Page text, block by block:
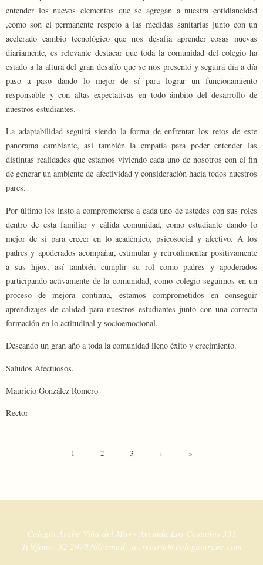
entender los nuevos elementos que se agregan a nuestra cotidianeidad
,como son el permanente respeto a las medidas sanitarias junto con un
acelerado cambio tecnológico que nos desafía aprender cosas nuevas
diariamente, es relevante destacar que toda la comunidad del colegio ha
estado a la altura del gran desafío que se nos presentó y seguirá día a día
paso a paso dando lo mejor de sí para lograr un funcionamiento
responsable y con altas expectativas en todo ámbito del desarrollo de
nuestros estudiantes.
La adaptabilidad seguirá siendo la forma de enfrentar los retos de este
panorama cambiante, así también la empatía para poder entender las
distintas realidades que estamos viviendo cada uno de nosotros con el fin
de generar un ambiente de afectividad y consideración hacia todos nuestros
pares.
Por último los insto a comprometerse a cada uno de ustedes con sus roles
dentro de esta familiar y cálida comunidad, como estudiante dando lo
mejor de sí para crecer en lo académico, psicosocial y afectivo. A los
padres y apoderados acompañar, estimular y retroalimentar positivamente
a sus hijos, así también cumplir su rol como padres y apoderados
participando activamente de la comunidad, como colegio seguimos en un
proceso de mejora continua, estamos comprometidos en conseguir
aprendizajes de calidad para nuestros estudiantes junto con una correcta
formación en lo actitudinal y socioemocional.
Deseando un gran año a toda la comunidad lleno éxito y crecimiento.
Saludos Afectuosos.
Mauricio González Romero
Rector
1 2 3 › »
Colegio Árabe Viña del Mar - Avenida Los Castaños 351
Teléfono: 32 2978300 email: secretaria@colegioarabe.com